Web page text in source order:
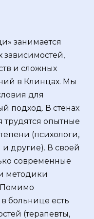
занимается
зависимостей,
и сложных
в Клинцах. Мы
для
подход. В стенах
опытные
(психологи,
и другие). В своей
современные
методики
Помимо
больнице есть
(терапевты,